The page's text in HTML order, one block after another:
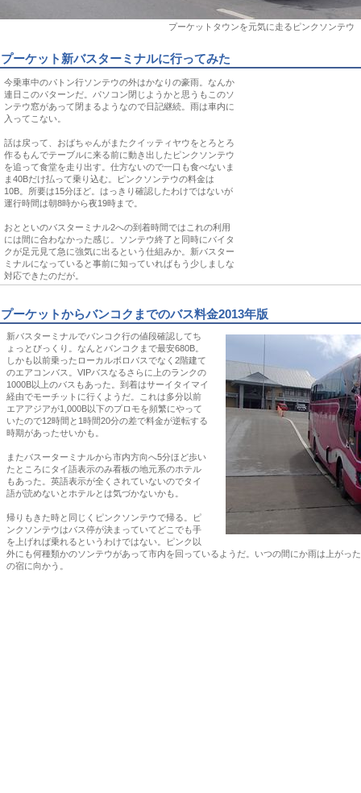
プーケットタウンを元気に走るピンクソンテウ
プーケット新バスターミナルに行ってみた
今乗車中のパトン行ソンテウの外はかなりの豪雨。なんか
連日このパターンだ。パソコン閉じようかと思うもこのソ
ンテウ窓があって閉まるようなので日記継続。雨は車内に
入ってこない。
話は戻って、おばちゃんがまたクイッティヤウをとろとろ
作るもんでテーブルに来る前に動き出したピンクソンテウ
を追って食堂を走り出す。仕方ないので一口も食べないま
ま40Bだけ払って乗り込む。ピンクソンテウの料金は
10B。所要は15分ほど。はっきり確認したわけではないが
運行時間は朝8時から夜19時まで。
おとといのバスターミナル2への到着時間ではこれの利用
には間に合わなかった感じ。ソンテウ終了と同時にバイタ
クが足元見て急に強気に出るという仕組みか。新バスター
ミナルになっていると事前に知っていればもう少しましな
対応できたのだが。
プーケットからバンコクまでのバス料金2013年版
新バスターミナルでバンコク行の値段確認してち
ょっとびっくり。なんとバンコクまで最安680B。
しかも以前乗ったローカルボロバスでなく2階建て
のエアコンバス。VIPバスなるさらに上のランクの
1000B以上のバスもあった。到着はサーイタイマイ
経由でモーチットに行くようだ。これは多分以前
エアアジアが1,000B以下のプロモを頻繁にやって
いたので12時間と1時間20分の差で料金が逆転する
時期があったせいかも。
またバスーターミナルから市内方向へ5分ほど歩い
たところにタイ語表示のみ看板の地元系のホテル
もあった。英語表示が全くされていないのでタイ
語が読めないとホテルとは気づかないかも。
帰りもきた時と同じくピンクソンテウで帰る。ピ
ンクソンテウはバス停が決まっていてどこでも手
を上げれば乗れるというわけではない。ピンク以
外にも何種類かのソンテウがあって市内を回っているようだ。いつの間にか雨は上がっ
の宿に向かう。